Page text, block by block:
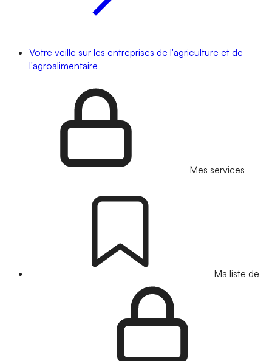
Votre veille sur les entreprises de l'agriculture et de
l'agroalimentaire
Mes services
Ma liste de